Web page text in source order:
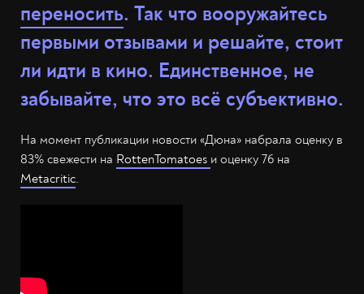
переносить. Так что вооружайтесь
первыми отзывами и решайте, стоит
ли идти в кино. Единственное, не
забывайте, что это всё субъективно.
На момент публикации новости «Дюна» набрала оценку в
83% свежести на RottenTomatoes и оценку 76 на
Metacritic.